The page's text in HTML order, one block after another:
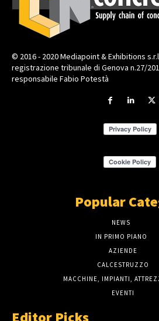
© 2016 - 2020 Mediapoint & Exhibitions
registrazione tribunale di Genova n.27/
responsabile Fabio Potestà
Popular
NEWS
IN PRIMO PIANO
AZIENDE
CALCESTRUZZO
MACCHINE, IMPIANTI,
EVENTI
Editor Picks